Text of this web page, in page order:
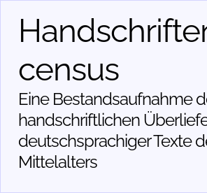
census
Eine Bestandsaufnahme
handschriftlichen
deutschsprachiger Texte
Mittelalters